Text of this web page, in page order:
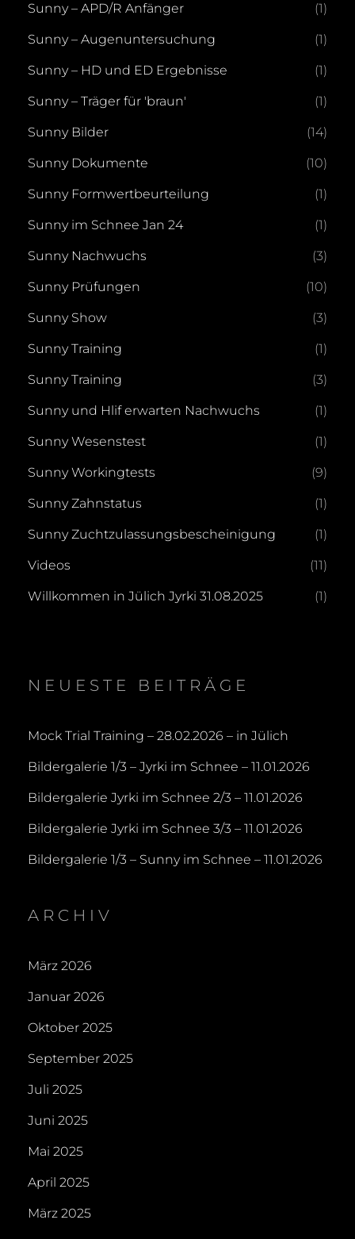
Sunny – APD/R Anfänger (1)
Sunny – Augenuntersuchung (1)
Sunny – HD und ED Ergebnisse (1)
Sunny – Träger für 'braun' (1)
Sunny Bilder (14)
Sunny Dokumente (10)
Sunny Formwertbeurteilung (1)
Sunny im Schnee Jan 24 (1)
Sunny Nachwuchs (3)
Sunny Prüfungen (10)
Sunny Show (3)
Sunny Training (1)
Sunny Training (3)
Sunny und Hlif erwarten Nachwuchs (1)
Sunny Wesenstest (1)
Sunny Workingtests (9)
Sunny Zahnstatus (1)
Sunny Zuchtzulassungsbescheinigung (1)
Videos (11)
Willkommen in Jülich Jyrki 31.08.2025 (1)
NEUESTE BEITRÄGE
Mock Trial Training – 28.02.2026 – in Jülich
Bildergalerie 1/3 – Jyrki im Schnee – 11.01.2026
Bildergalerie Jyrki im Schnee 2/3 – 11.01.2026
Bildergalerie Jyrki im Schnee 3/3 – 11.01.2026
Bildergalerie 1/3 – Sunny im Schnee – 11.01.2026
ARCHIV
März 2026
Januar 2026
Oktober 2025
September 2025
Juli 2025
Juni 2025
Mai 2025
April 2025
März 2025